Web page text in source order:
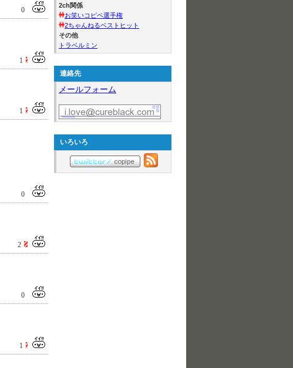
0
1
1
0
2
0
1
2ch関係
お笑いコピペ選手権
2ちゃんねるベストヒット
その他
トラベルミン
連絡先
メールフォーム
いろいろ